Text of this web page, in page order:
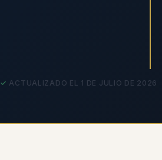
ACTUALIZADO EL 1 DE JULIO DE 2026